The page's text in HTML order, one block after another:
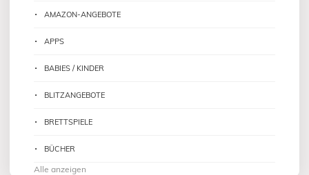
AMAZON-ANGEBOTE
APPS
BABIES / KINDER
BLITZANGEBOTE
BRETTSPIELE
BÜCHER
Alle anzeigen